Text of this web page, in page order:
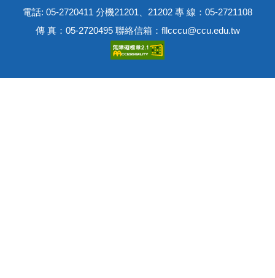
電話: 05-2720411 分機21201、21202 專 線：05-2721108
傳 真：05-2720495 聯絡信箱：fllcccu@ccu.edu.tw